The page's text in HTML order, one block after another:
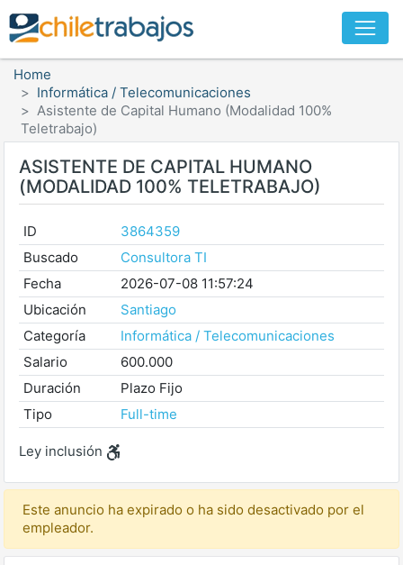
Home
Informática / Telecomunicaciones
Asistente de Capital Humano (Modalidad 100%
Teletrabajo)
ASISTENTE DE CAPITAL HUMANO
(MODALIDAD 100% TELETRABAJO)
ID
3864359
Buscado
Consultora TI
Fecha
2026-07-08 11:57:24
Ubicación
Santiago
Categoría
Informática / Telecomunicaciones
Salario
600.000
Duración
Plazo Fijo
Tipo
Full-time
Ley inclusión
Este anuncio ha expirado o ha sido desactivado por el
empleador.